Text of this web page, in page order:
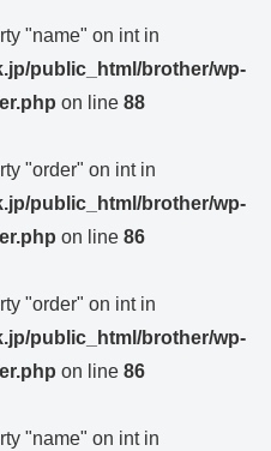
"name" on int in
public_html/brother/wp-
on line 88
"order" on int in
public_html/brother/wp-
on line 86
"order" on int in
public_html/brother/wp-
on line 86
"name" on int in